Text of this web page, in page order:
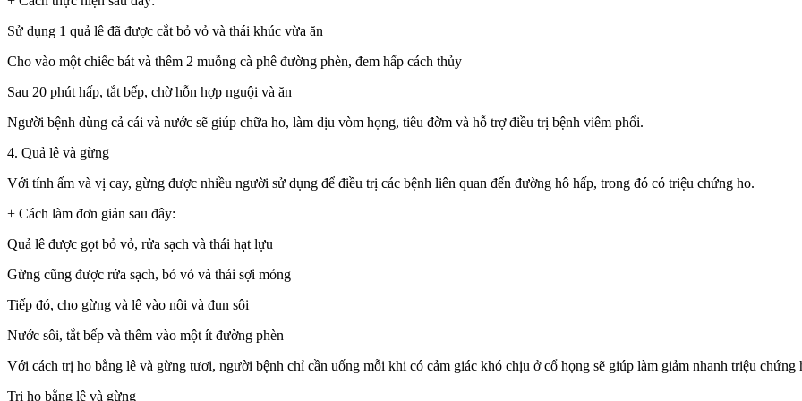
Sử dụng 1 quả lê đã được cắt bỏ vỏ và thái khúc vừa ăn
Cho vào một chiếc bát và thêm 2 muỗng cà phê đường phèn, đem hấp cách thủy
Sau 20 phút hấp, tắt bếp, chờ hỗn hợp nguội và ăn
Người bệnh dùng cả cái và nước sẽ giúp chữa ho, làm dịu vòm họng, tiêu đờm và hỗ trợ điều trị bệnh viêm phổi.
4. Quả lê và gừng
Với tính ấm và vị cay, gừng được nhiều người sử dụng để điều trị các bệnh liên quan đến đường hô hấp, trong đó có triệu chứng ho.
+ Cách làm đơn giản sau đây:
Quả lê được gọt bỏ vỏ, rửa sạch và thái hạt lựu
Gừng cũng được rửa sạch, bỏ vỏ và thái sợi mỏng
Tiếp đó, cho gừng và lê vào nôi và đun sôi
Nước sôi, tắt bếp và thêm vào một ít đường phèn
Với cách trị ho bằng lê và gừng tươi, người bệnh chỉ cần uống mỗi khi có cảm giác khó chịu ở cổ họng sẽ giúp làm giảm nhanh triệu chứng
Trị ho bằng lê và gừng